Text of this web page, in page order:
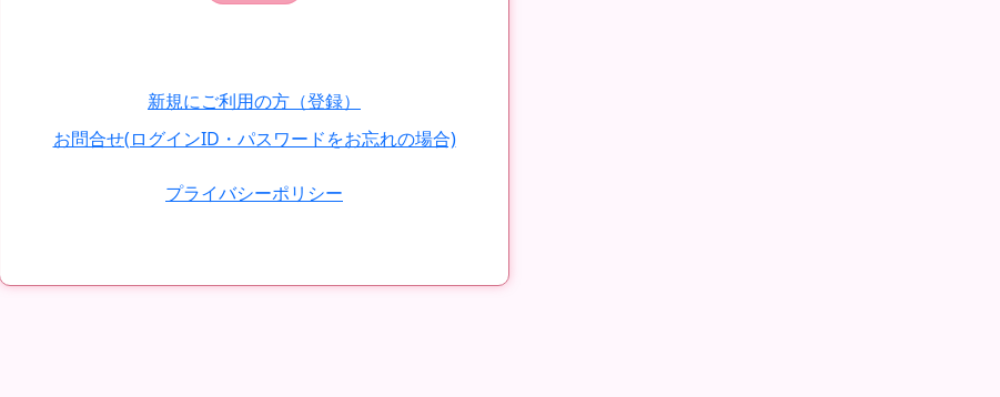
新規にご利用の方（登録）
お問合せ(ログインID・パスワードをお忘れの場合)
プライバシーポリシー